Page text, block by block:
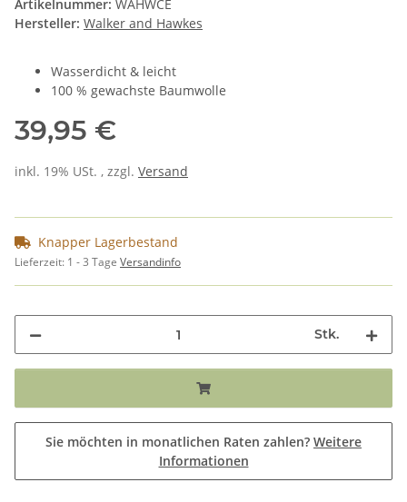
Artikelnummer: WAHWCE
Hersteller: Walker and Hawkes
Wasserdicht & leicht
100 % gewachste Baumwolle
39,95 €
inkl. 19% USt. , zzgl. Versand
Knapper Lagerbestand
Lieferzeit: 1 - 3 Tage Versandinfo
Stk.
Sie möchten in monatlichen Raten zahlen? Weitere
Informationen